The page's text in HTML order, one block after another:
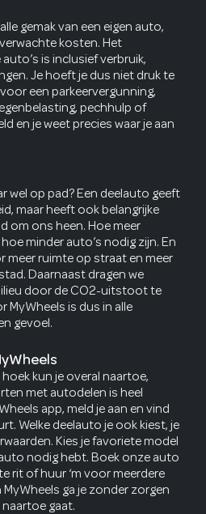
gemak van een eigen auto,
kosten. Het
is inclusief verbruik,
Je hoeft je dus niet druk te
een parkeervergunning,
pechhulp of
en je weet precies waar je aan
wel op pad? Een deelauto geeft
maar heeft ook belangrijke
om ons heen. Hoe meer
minder auto’s nodig zijn. En
ruimte op straat en meer
Daarnaast dragen we
door de CO2-uitstoot te
MyWheels is dus in alle
gevoel.
kun je overal naartoe,
met autodelen is heel
app, meld je aan en vind
Welke deelauto je ook kiest, je
Kies je favoriete model
nodig hebt. Boek onze auto
rit of huur ‘m voor meerdere
ga je zonder zorgen
gaat.